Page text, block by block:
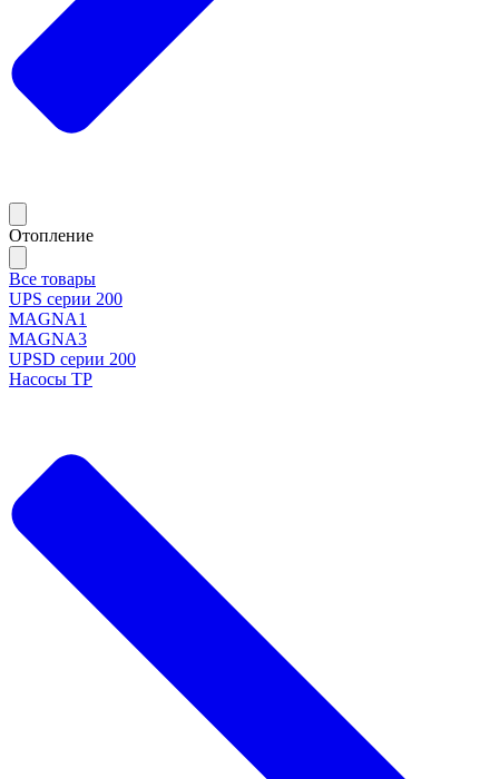
Отопление
Все товары
UPS серии 200
MAGNA1
MAGNA3
UPSD серии 200
Насосы TP